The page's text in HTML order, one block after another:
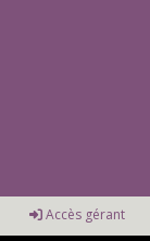
Accès gérant